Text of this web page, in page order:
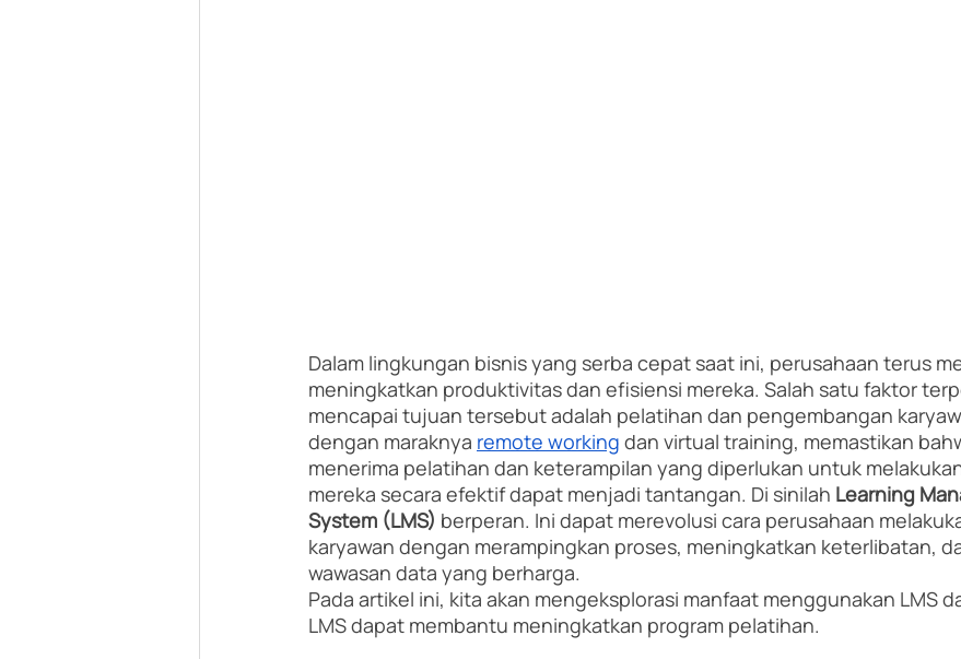
Dalam lingkungan bisnis yang serba cepat saat ini, perusahaan terus
meningkatkan produktivitas dan efisiensi mereka. Salah satu faktor
mencapai tujuan tersebut adalah pelatihan dan pengembangan
dengan maraknya remote working dan virtual training, memastikan
menerima pelatihan dan keterampilan yang diperlukan untuk
mereka secara efektif dapat menjadi tantangan. Di sinilah Learning
System (LMS) berperan. Ini dapat merevolusi cara perusahaan
karyawan dengan merampingkan proses, meningkatkan keterlibatan,
wawasan data yang berharga.
Pada artikel ini, kita akan mengeksplorasi manfaat menggunakan LMS
LMS dapat membantu meningkatkan program pelatihan.